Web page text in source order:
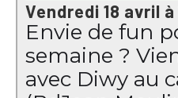
Vendredi 18 avril à
Envie de fun
semaine ?
avec Diwy au